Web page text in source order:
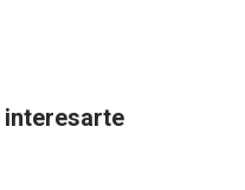
interesarte